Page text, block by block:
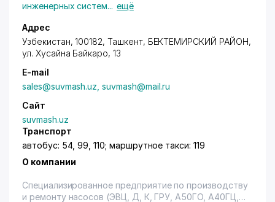
инженерных систем... ещё
Адрес
Узбекистан, 100182, Ташкент, БЕКТЕМИРСКИЙ РАЙОН,
ул. Хусайна Байкаро, 13
E-mail
sales@suvmash.uz, suvmash@mail.ru
Сайт
suvmash.uz
Транспорт
автобус: 54, 99, 110; маршрутное такси: 119
О компании
Специализированное предприятие по производству
и ремонту насосов (ЭВЦ, Д, К, ГРУ, А50ГО, А40ГЦ,